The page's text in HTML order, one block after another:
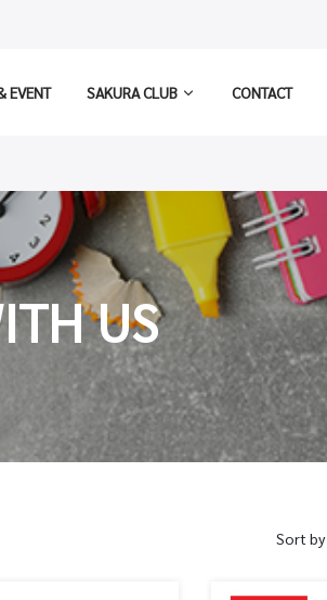
EVENT SAKURA CLUB CONTACT
US
Sort by